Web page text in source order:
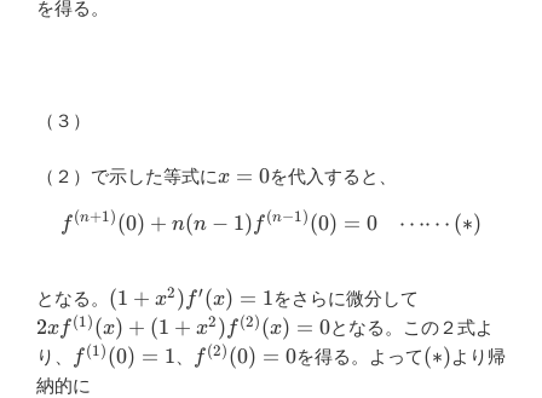
{}_n
f^{(n-1)} (x)=0
を得る。
（３）
（２）で示した等式にx=0
x = 0を代入すると、
f^{(n+1)} (0)+n(n-1)
f (n+1) (0) + n(n − 1) f (n−1) (0) = 0 ⋯⋯ (∗)
となる。 (1+x^2
)
f'(x)=1
(1 + x2 ) f′(x) = 1をさらに微分して
(x)+
(1+x^2 )
f^{(2)}
2xf (1) (x) + (1 + x2 ) f (2) (x) = 0となる。この２式よ
り、
f^{(1)}
(0)=1
f (1) (0) = 1、
f^{(2)}
f (2) (0) = 0を得る。よって(\ast)
(∗)より帰
納的に